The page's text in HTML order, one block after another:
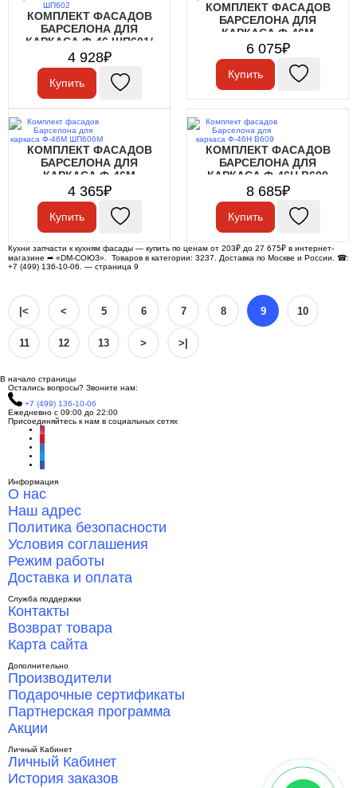
КОМПЛЕКТ ФАСАДОВ
БАРСЕЛОНА ДЛЯ
КАРКАСА Ф-46 ШП601/
ШП602
4 928₽
Купить
КОМПЛЕКТ ФАСАДОВ
БАРСЕЛОНА ДЛЯ
КАРКАСА Ф-46М
ШП606М
6 075₽
Купить
КОМПЛЕКТ ФАСАДОВ
БАРСЕЛОНА ДЛЯ
КАРКАСА Ф-46М
ШП606М
4 365₽
Купить
КОМПЛЕКТ ФАСАДОВ
БАРСЕЛОНА ДЛЯ
КАРКАСА Ф-46Н В609
8 685₽
Купить
Кухни запчасти к кухням фасады — купить по ценам от 203₽ до 27 675₽ в интернет-
магазине ➦ «DM-СОЮЗ». Товаров в категории: 3237. Доставка по Москве и России. ☎:
+7 (499) 136-10-06. — страница 9
|< < 5 6 7 8 9 10
11 12 13 > >|
В начало страницы
Остались вопросы? Звоните нам:
+7 (499) 136-10-06
Ежедневно с 09:00 до 22:00
Присоединяйтесь к нам в социальных сетях
Информация
О нас
Наш адрес
Политика безопасности
Условия соглашения
Режим работы
Доставка и оплата
Служба поддержки
Контакты
Возврат товара
Карта сайта
Дополнительно
Производители
Подарочные сертификаты
Партнерская программа
Акции
Личный Кабинет
Личный Кабинет
История заказов